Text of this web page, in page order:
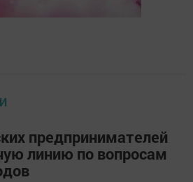
предпринимателей
линию по вопросам